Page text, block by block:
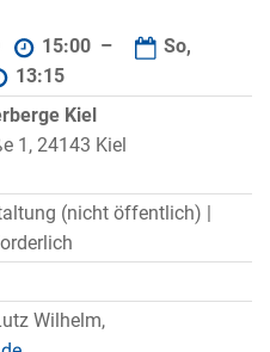
15:00 –
So,
13:15
Kiel
1, 24143 Kiel
(nicht öffentlich) |
Wilhelm,